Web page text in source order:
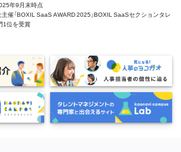
年9月末時点
催「BOXIL SaaS AWARD 2025」BOXIL SaaSセクションタレ
1位を受賞